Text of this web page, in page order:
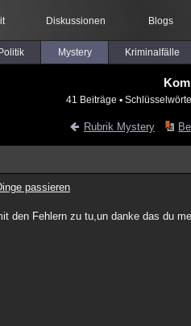
Diskussionen Blogs
Politik Mystery Kriminalfälle
41 Beiträge ▪
Rubrik Mystery
passieren
den Fehlern zu tu,un danke das du